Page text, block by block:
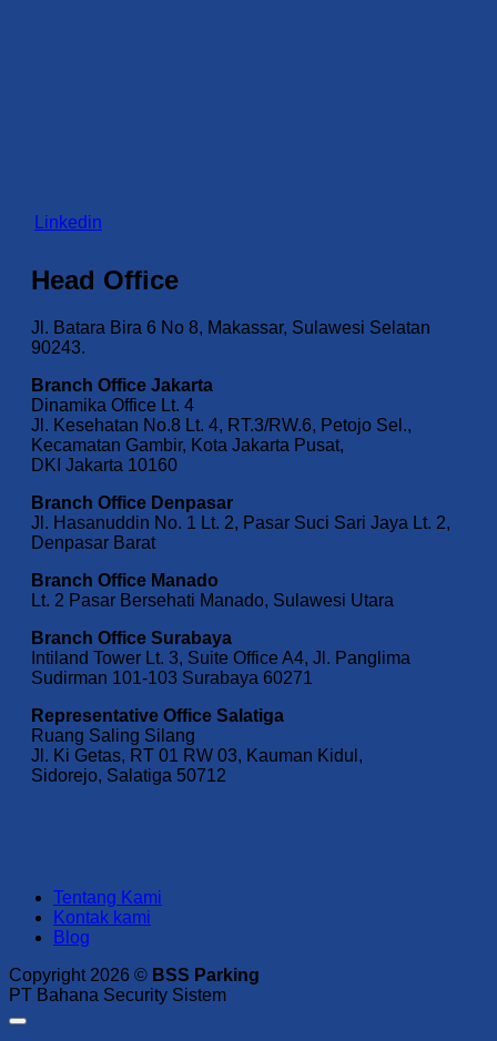
Linkedin
Head Office
Jl. Batara Bira 6 No 8, Makassar, Sulawesi Selatan
90243.
Branch Office Jakarta
Dinamika Office Lt. 4
Jl. Kesehatan No.8 Lt. 4, RT.3/RW.6, Petojo Sel.,
Kecamatan Gambir, Kota Jakarta Pusat,
DKI Jakarta 10160
Branch Office Denpasar
Jl. Hasanuddin No. 1 Lt. 2, Pasar Suci Sari Jaya Lt. 2,
Denpasar Barat
Branch Office Manado
Lt. 2 Pasar Bersehati Manado, Sulawesi Utara
Branch Office Surabaya
Intiland Tower Lt. 3, Suite Office A4, Jl. Panglima
Sudirman 101-103 Surabaya 60271
Representative Office Salatiga
Ruang Saling Silang
Jl. Ki Getas, RT 01 RW 03, Kauman Kidul,
Sidorejo, Salatiga 50712
Tentang Kami
Kontak kami
Blog
Copyright 2026 © BSS Parking
PT Bahana Security Sistem